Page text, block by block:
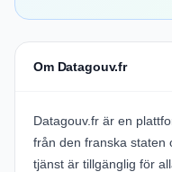
Om Datagouv.fr
Datagouv.fr är en
från den franska staten
tjänst är tillgänglig för